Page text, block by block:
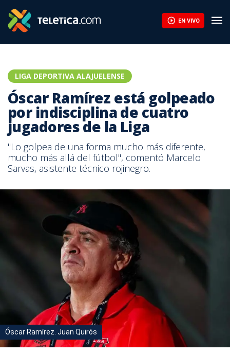
EN VIVO
LIGA DEPORTIVA ALAJUELENSE
Óscar Ramírez está golpeado
por indisciplina de cuatro
jugadores de la Liga
"Lo golpea de una forma mucho más diferente,
mucho más allá del fútbol", comentó Marcelo
Sarvas, asistente técnico rojinegro.
Óscar Ramírez. Juan Quirós